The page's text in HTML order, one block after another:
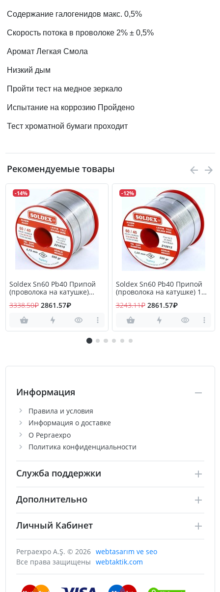
Содержание галогенидов макс. 0,5%
Скорость потока в проволоке 2% ± 0,5%
Аромат Легкая Смола
Низкий дым
Пройти тест на медное зеркало
Испытание на коррозию Пройдено
Тест хроматной бумаги проходит
Рекомендуемые товары
-14%
Soldex Sn60 Pb40 Припой
(проволока на катушке)
3338.50₽ 2861.57₽
-12%
Soldex Sn60 Pb40 Припой
(проволока на катушке) 1мм
3243.11₽ 2861.57₽
Информация
Правила и условия
Информация о доставке
О Pepraexpo
Политика конфиденциальности
Служба поддержки
Дополнительно
Личный Кабинет
Perpaexpo A.Ş. © 2026
Все права защищены
webtasarım ve seo
webtaktik.com